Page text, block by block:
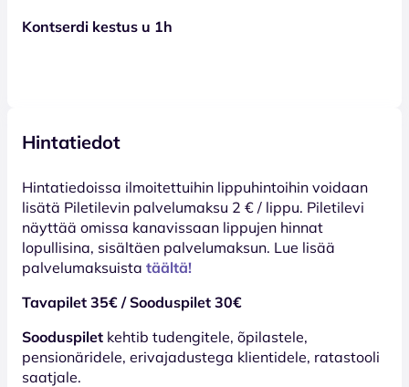
Kontserdi kestus u 1h
Hintatiedot
Hinta­tiedoissa ilmoitettuihin lippuhintoihin voidaan
lisätä Piletilevin palvelumaksu 2 € / lippu. Piletilevi
näyttää omissa kanavissaan lippujen hinnat
lopullisina, sisältäen palvelumaksun. Lue lisää
palvelumaksuista täältä!
Tavapilet 35€ / Sooduspilet 30€
Sooduspilet kehtib tudengitele, õpilastele,
pensionäridele, erivajadustega klientidele, ratastooli
saatjale.